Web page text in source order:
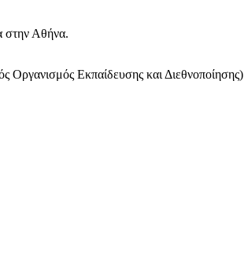
στην Αθήνα.
Οργανισμός Εκπαίδευσης και Διεθνοποίησης)